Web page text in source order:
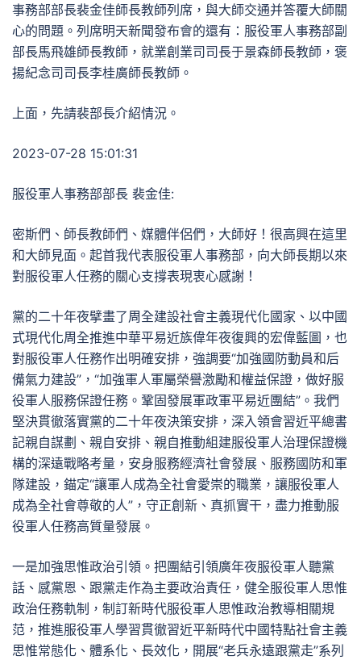
事務部部長裴金佳師長教師列席，與大師交通并答覆大師關
心的問題。列席明天新聞發布會的還有：服役軍人事務部副
部長馬飛雄師長教師，就業創業司司長于景森師長教師，褒
揚紀念司司長李桂廣師長教師。
上面，先請裴部長介紹情況。
2023-07-28 15:01:31
服役軍人事務部部長 裴金佳:
密斯們、師長教師們、媒體伴侶們，大師好！很高興在這里
和大師見面。起首我代表服役軍人事務部，向大師長期以來
對服役軍人任務的關心支撐表現衷心感謝！
黨的二十年夜擘畫了周全建設社會主義現代化國家、以中國
式現代化周全推進中華平易近族偉年夜復興的宏偉藍圖，也
對服役軍人任務作出明確安排，強調要“加強國防動員和后
備氣力建設”，“加強軍人軍屬榮譽激勵和權益保證，做好服
役軍人服務保證任務。鞏固發展軍政軍平易近團結”。我們
堅決貫徹落實黨的二十年夜決策安排，深入領會習近平總書
記親自謀劃、親自安排、親自推動組建服役軍人治理保證機
構的深遠戰略考量，安身服務經濟社會發展、服務國防和軍
隊建設，錨定“讓軍人成為全社會愛崇的職業，讓服役軍人
成為全社會尊敬的人”，守正創新、真抓實干，盡力推動服
役軍人任務高質量發展。
一是加強思惟政治引領。把團結引領廣年夜服役軍人聽黨
話、感黨恩、跟黨走作為主要政治責任，健全服役軍人思惟
政治任務軌制，制訂新時代服役軍人思惟政治教導相關規
范，推進服役軍人學習貫徹習近平新時代中國特點社會主義
思惟常態化、體系化、長效化，開展“老兵永遠跟黨走”系列